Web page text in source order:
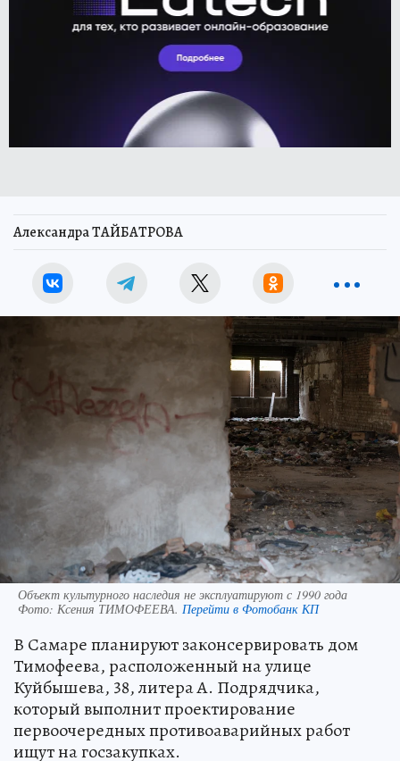
Александра ТАЙБАТРОВА
Объект культурного наследия не эксплуатируют с 1990 года
Фото: Ксения ТИМОФЕЕВА. Перейти в Фотобанк КП
В Самаре планируют законсервировать дом
Тимофеева, расположенный на улице
Куйбышева, 38, литера А. Подрядчика,
который выполнит проектирование
первоочередных противоаварийных работ
ищут на госзакупках.